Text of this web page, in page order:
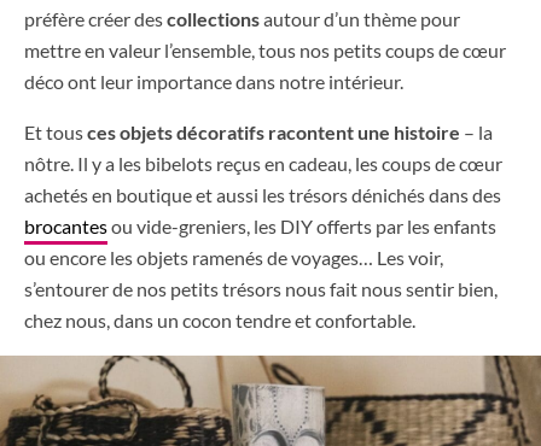
préfère créer descollectionsautour d’un thème pour
mettre en valeur l’ensemble, tous nos petits coups de cœur
déco ont leur importance dans notre intérieur.
Et tousces objets décoratifs racontent une histoire – la
nôtre. Il y a les bibelots reçus en cadeau, les coups de cœur
achetés en boutique et aussi les trésors dénichés dans des
brocantesou vide-greniers, les DIY offerts par les enfants
ou encore les objets ramenés de voyages… Les voir,
s’entourer de nos petits trésors nous fait nous sentir bien,
chez nous, dans un cocon tendre et confortable.